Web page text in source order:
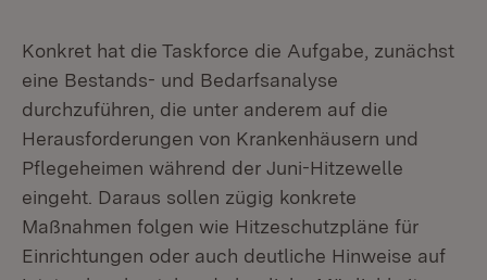
Konkret hat die Taskforce die Aufgabe, zunächst
eine Bestands- und Bedarfsanalyse
durchzuführen, die unter anderem auf die
Herausforderungen von Krankenhäusern und
Pflegeheimen während der Juni-Hitzewelle
eingeht. Daraus sollen zügig konkrete
Maßnahmen folgen wie Hitzeschutzpläne für
Einrichtungen oder auch deutliche Hinweise auf